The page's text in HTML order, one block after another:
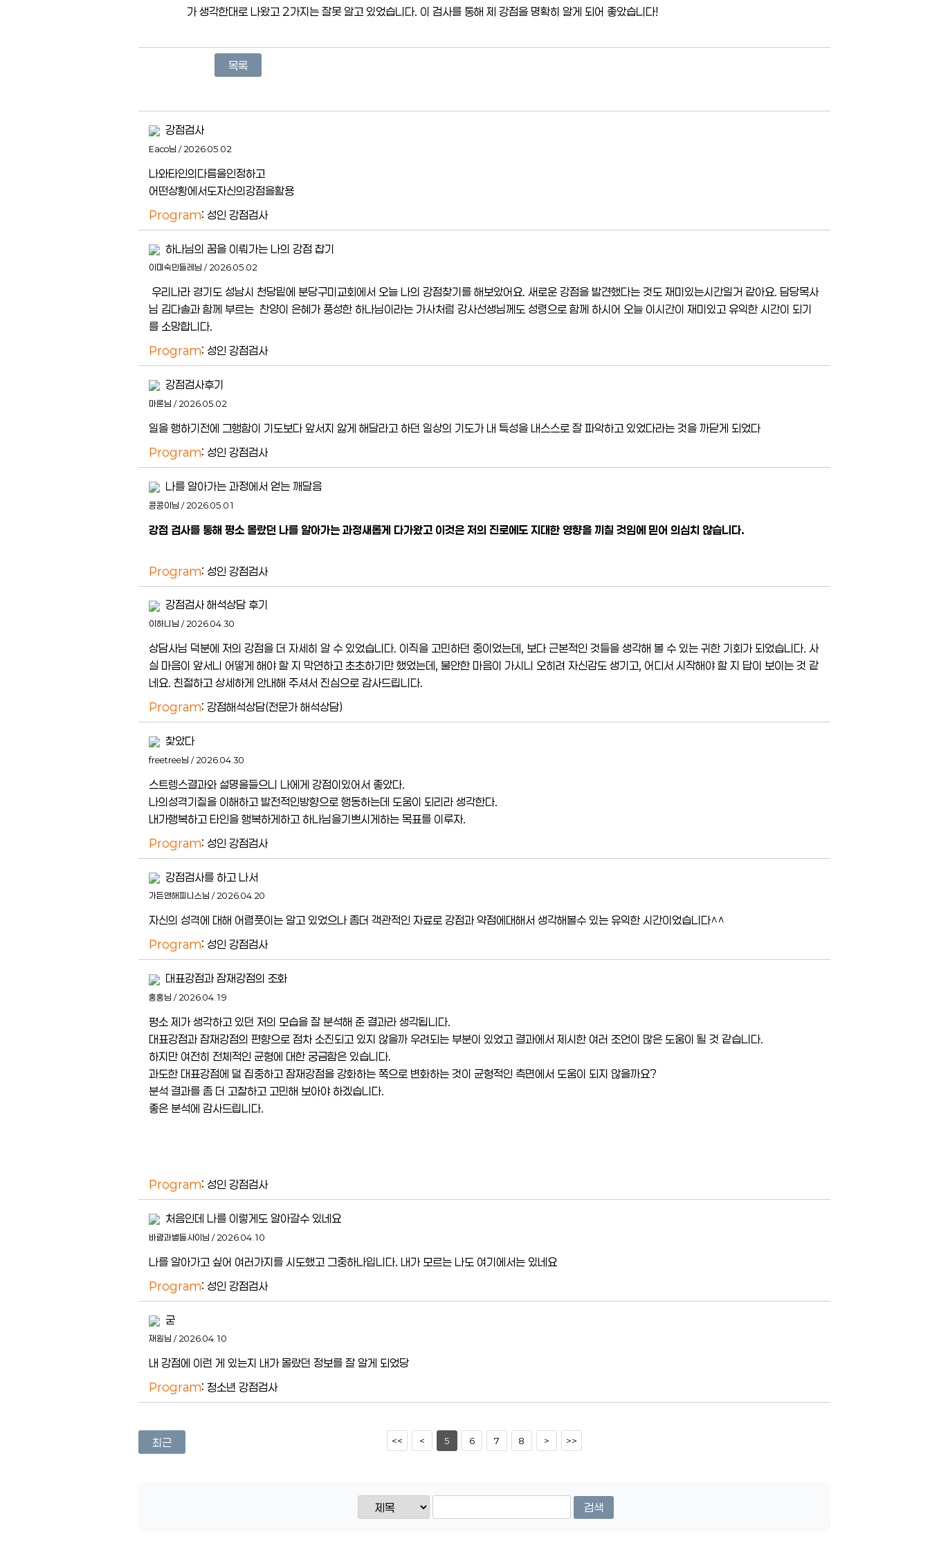
가 생각한대로 나왔고 2가지는 잘못 알고 있었습니다. 이 검사를 통해 제 강점을 명확히 알게 되어 좋았습니다!
목록
강점검사
Eaco님 / 2026.05.02
나와타인의다름을인정하고
어떤상황에서도자신의강점을활용
Program: 성인 강점검사
하나님의 꿈을 이뤄가는 나의 강점 찹기
이미숙민들레님 / 2026.05.02
우리나라 경기도 성남시 천당밑에 분당구미교회에서 오늘 나의 강점찾기를 해보았어요. 새로운 강점을 발견했다는 것도 재미있는시간일거 같아요. 담당목사
님 김다솔과 함께 부르는 찬양이 은혜가 풍성한 하나님이라는 가사처럼 강사선생님께도 성령으로 함께 하시어 오늘 이시간이 재미있고 유익한 시간이 되기
를 소망합니다.
Program: 성인 강점검사
강점검사후기
마론님 / 2026.05.02
일을 행하기전에 그행함이 기도보다 앞서지 앓게 해달라고 하던 일상의 기도가 내 특성을 내스스로 잘 파악하고 있었다라는 것을 까닫게 되었다
Program: 성인 강점검사
나를 알아가는 과정에서 얻는 깨달음
콩콩이님 / 2026.05.01
강점 검사를 통해 평소 몰랐던 나를 알아가는 과정새롭게 다가왔고 이것은 저의 진로에도 지대한 영향을 끼칠 것임에 믿어 의심치 않습니다.
Program: 성인 강점검사
강점검사 해석상담 후기
이하니님 / 2026.04.30
상담사님 덕분에 저의 강점을 더 자세히 알 수 있었습니다. 이직을 고민하던 중이었는데, 보다 근본적인 것들을 생각해 볼 수 있는 귀한 기회가 되었습니다. 사
실 마음이 앞서니 어떻게 해야 할 지 막연하고 초초하기만 했었는데, 불안한 마음이 가시니 오히려 자신감도 생기고, 어디서 시작해야 할 지 답이 보이는 것 같
네요. 친절하고 상세하게 안내해 주셔서 진심으로 감사드립니다.
Program: 강점해석상담(전문가 해석상담)
찿았다
freetree님 / 2026.04.30
스트렝스결과와 설명을들으니 나에게 강점이있어서 좋았다.
나의성격기질을 이해하고 발전적인방향으로 행동하는데 도움이 되리라 생각한다.
내가행복하고 타인을 행복하게하고 하나님을기쁘시게하는 목표를 이루자.
Program: 성인 강점검사
강점검사를 하고 나서
가든앤해피니스님 / 2026.04.20
자신의 성격에 대해 어렴풋이는 알고 있었으나 좀더 객관적인 자료로 강점과 약점에대해서 생각해볼수 있는 유익한 시간이었습니다^^
Program: 성인 강점검사
대표강점과 잠재강점의 조화
홍홍님 / 2026.04.19
평소 제가 생각하고 있던 저의 모습을 잘 분석해 준 결과라 생각됩니다.
대표강점과 잠재강점의 편향으로 점차 소진되고 있지 않을까 우려되는 부분이 있었고 결과에서 제시한 여러 조언이 많은 도움이 될 것 같습니다.
하지만 여전히 전체적인 균형에 대한 궁금함은 있습니다.
과도한 대표강점에 덜 집중하고 잠재강점을 강화하는 쪽으로 변화하는 것이 균형적인 측면에서 도움이 되지 않을까요?
분석 결과를 좀 더 고찰하고 고민해 보아야 하겠습니다.
좋은 분석에 감사드립니다.
Program: 성인 강점검사
처음인데 나를 이렇게도 알아갈수 있네요
바람과별들사이님 / 2026.04.10
나를 알아가고 싶어 여러가지를 시도했고 그중하나입니다. 내가 모르는 나도 여기에서는 있네요
Program: 성인 강점검사
굳
재원님 / 2026.04.10
내 강점에 이런 게 있는지 내가 몰랐던 정보를 잘 알게 되었당
Program: 청소년 강점검사
최근 << < 5 6 7 8 > >>
검색